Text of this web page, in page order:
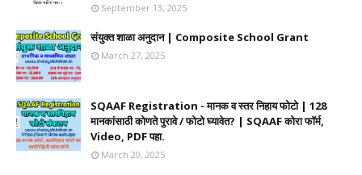
September 13, 2025
संयुक्त शाळा अनुदान | Composite School Grant
March 27, 2025
SQAAF Registration - मानक व स्तर निहाय फोटो | 128
मानकांसाठी कोणते पुरावे / फोटो घ्यावेत? | SQAAF कोरा फॉर्म,
Video, PDF पहा.
March 20, 2025